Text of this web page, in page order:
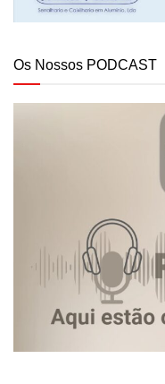
Os Nossos PODCAST